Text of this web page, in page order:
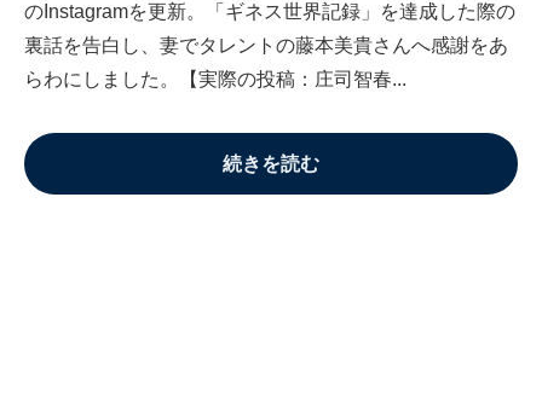
のInstagramを更新。「ギネス世界記録」を達成した際の
裏話を告白し、妻でタレントの藤本美貴さんへ感謝をあ
らわにしました。【実際の投稿：庄司智春...
続きを読む